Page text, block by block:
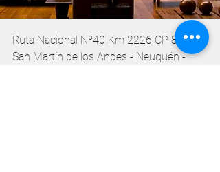
Ruta Nacional Nº40 Km 2226 CP 8370
San Martín de los Andes - Neuquén -